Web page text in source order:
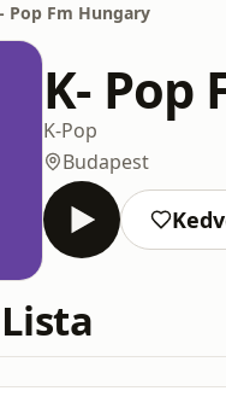
Pop Fm Hungary
K- Pop
K-Pop
Budapest